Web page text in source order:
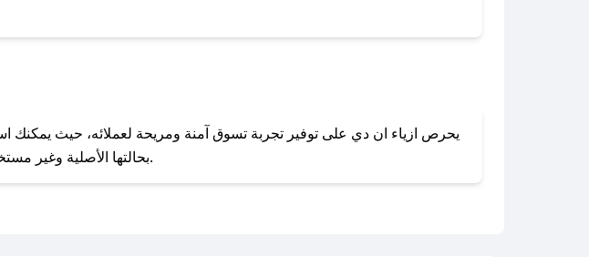
بحالتها الأصلية وغير مستخدمة. يمكنك تقديم طلب الإرجاع بسهولة عبر موقعنا الإلكتروني أو من خلال خدمة العملاء.